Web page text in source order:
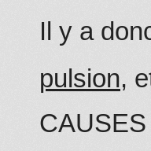
Il y a
pulsion,